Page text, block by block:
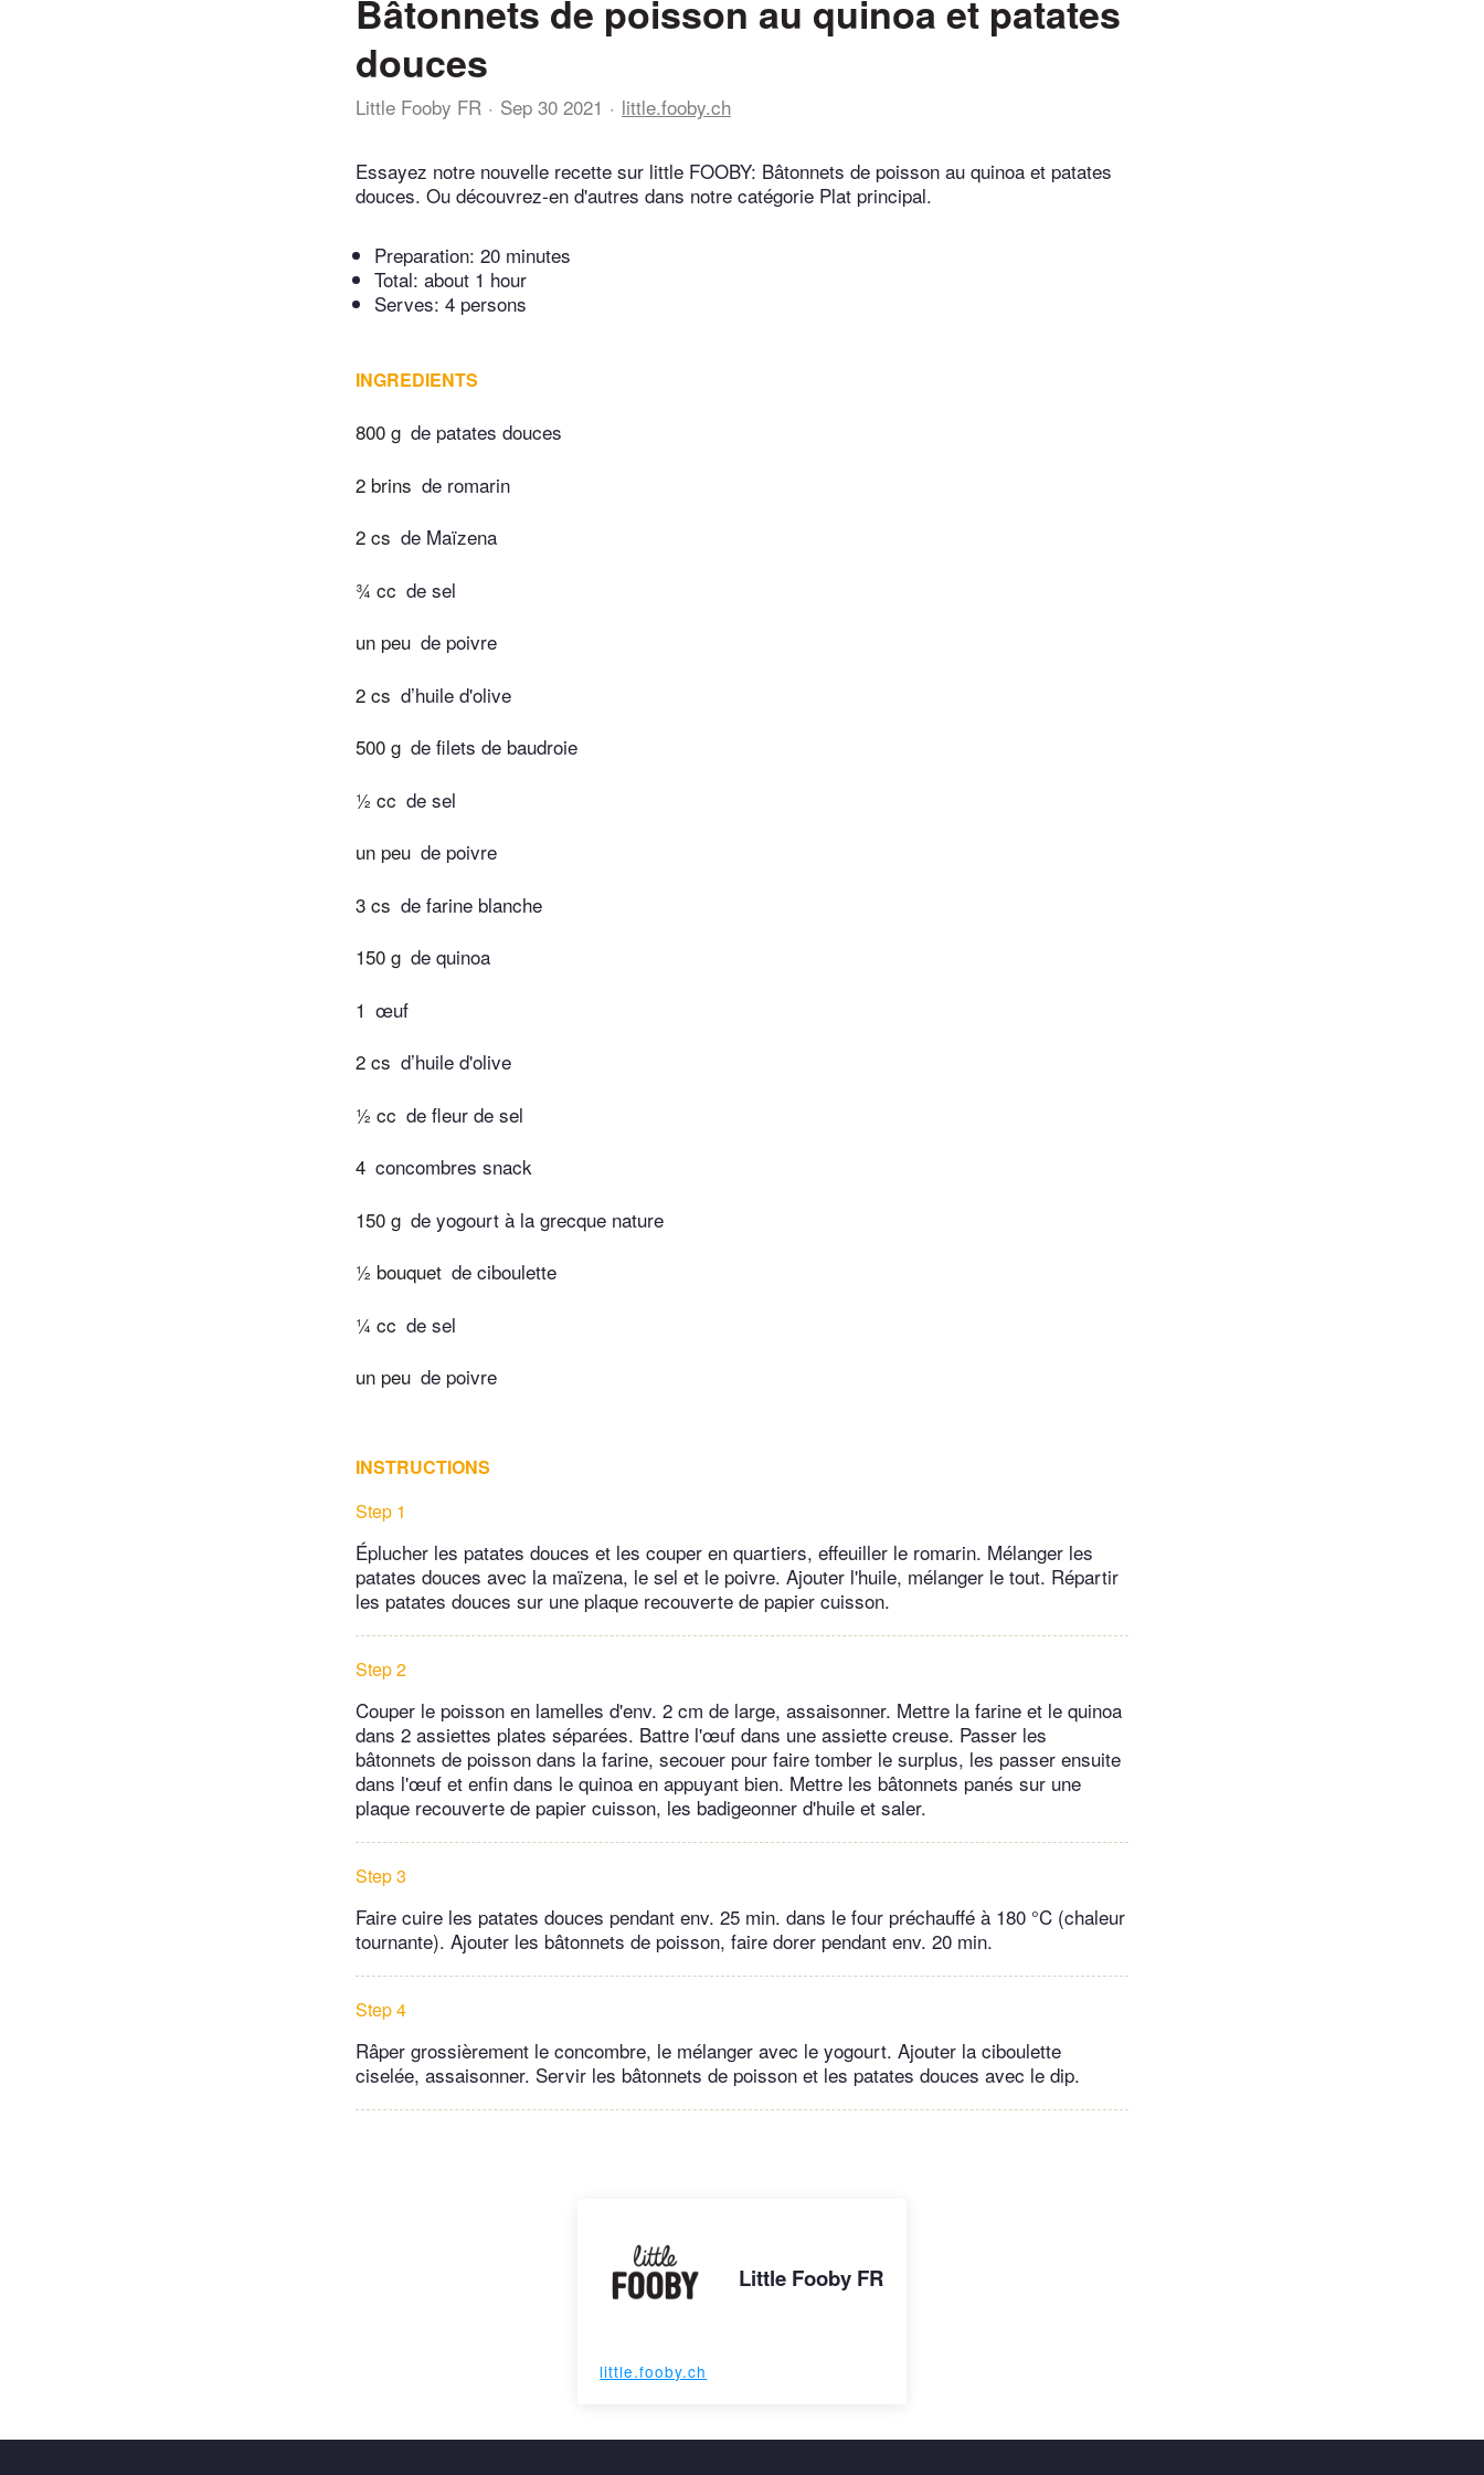
Bâtonnets de poisson au quinoa et patates
douces
Little Fooby FR Sep 30 2021 little.fooby.ch
Essayez notre nouvelle recette sur little FOOBY: Bâtonnets de poisson au quinoa et patates
douces. Ou découvrez-en d'autres dans notre catégorie Plat principal.
Preparation: 20 minutes
Total: about 1 hour
Serves: 4 persons
INGREDIENTS
800 g de patates douces
2 brins de romarin
2 cs de Maïzena
¾ cc de sel
un peu de poivre
2 cs d’huile d'olive
500 g de filets de baudroie
½ cc de sel
un peu de poivre
3 cs de farine blanche
150 g de quinoa
1 œuf
2 cs d’huile d'olive
½ cc de fleur de sel
4 concombres snack
150 g de yogourt à la grecque nature
½ bouquet de ciboulette
¼ cc de sel
un peu de poivre
INSTRUCTIONS
Step 1
Éplucher les patates douces et les couper en quartiers, effeuiller le romarin. Mélanger les
patates douces avec la maïzena, le sel et le poivre. Ajouter l'huile, mélanger le tout. Répartir
les patates douces sur une plaque recouverte de papier cuisson.
Step 2
Couper le poisson en lamelles d'env. 2 cm de large, assaisonner. Mettre la farine et le quinoa
dans 2 assiettes plates séparées. Battre l'œuf dans une assiette creuse. Passer les
bâtonnets de poisson dans la farine, secouer pour faire tomber le surplus, les passer ensuite
dans l'œuf et enfin dans le quinoa en appuyant bien. Mettre les bâtonnets panés sur une
plaque recouverte de papier cuisson, les badigeonner d'huile et saler.
Step 3
Faire cuire les patates douces pendant env. 25 min. dans le four préchauffé à 180 °C (chaleur
tournante). Ajouter les bâtonnets de poisson, faire dorer pendant env. 20 min.
Step 4
Râper grossièrement le concombre, le mélanger avec le yogourt. Ajouter la ciboulette
ciselée, assaisonner. Servir les bâtonnets de poisson et les patates douces avec le dip.
Little Fooby FR
little.fooby.ch